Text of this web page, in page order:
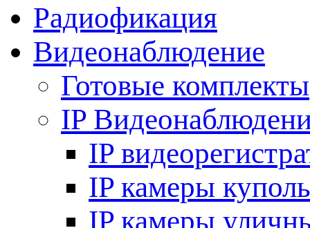
Радиофикация
Видеонаблюдение
Готовые комплекты
IP
IP
IP камеры
IP камеры